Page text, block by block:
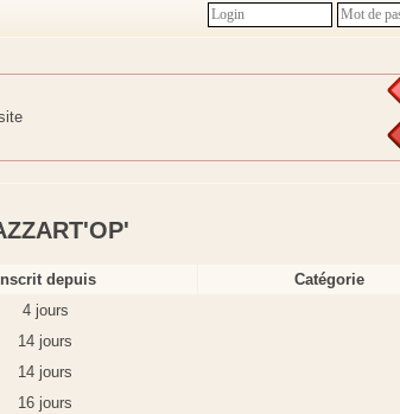
Inscrit depuis
Catégorie
4 jours
14 jours
14 jours
16 jours